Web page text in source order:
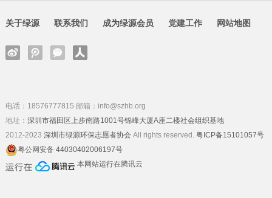
关于绿源 联系我们 成为绿源会员 党建工作 网站地图
电话：18576777815 邮箱：info@szhb.org
地址： 深圳市福田区上步南路1001号锦峰大厦A座二楼社会组织基地
2012-2023 深圳市绿源环保志愿者协会All rights reserved. 粤ICP备15101057号
粤公网安备 44030402006197号
本网站运行在腾讯云